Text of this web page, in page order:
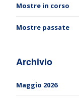
Mostre in corso
Mostre passate
Archivio
Maggio 2026